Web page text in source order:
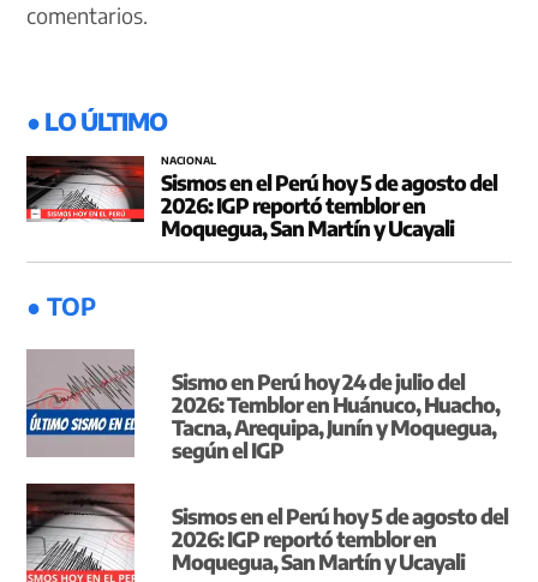
comentarios.
● LO ÚLTIMO
NACIONAL
Sismos en el Perú hoy 5 de agosto del
2026: IGP reportó temblor en
Moquegua, San Martín y Ucayali
● TOP
Sismo en Perú hoy 24 de julio del
2026: Temblor en Huánuco, Huacho,
Tacna, Arequipa, Junín y Moquegua,
según el IGP
Sismos en el Perú hoy 5 de agosto del
2026: IGP reportó temblor en
Moquegua, San Martín y Ucayali